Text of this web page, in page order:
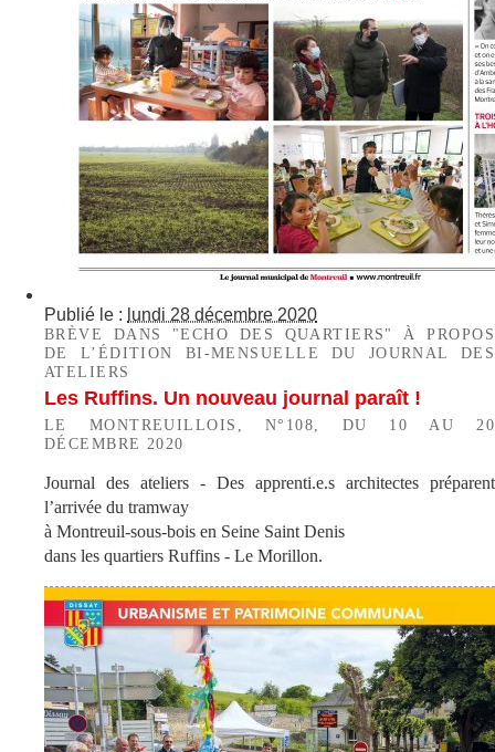
Publié le : lundi 28 décembre 2020
BRÈVE DANS "ECHO DES QUARTIERS" À PROPOS
DE L’ÉDITION BI-MENSUELLE DU JOURNAL DES
ATELIERS
Les Ruffins. Un nouveau journal paraît !
LE MONTREUILLOIS, N°108, DU 10 AU 20
DÉCEMBRE 2020
Journal des ateliers - Des apprenti.e.s architectes préparent
l’arrivée du tramway
à Montreuil-sous-bois en Seine Saint Denis
dans les quartiers Ruffins - Le Morillon.